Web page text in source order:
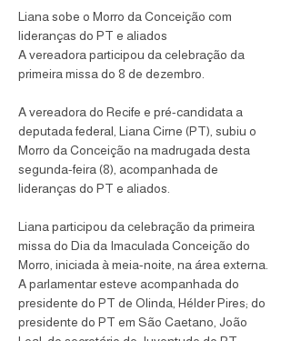
Liana sobe o Morro da Conceição com
lideranças do PT e aliados
A vereadora participou da celebração da
primeira missa do 8 de dezembro.
A vereadora do Recife e pré-candidata a
deputada federal, Liana Cirne (PT), subiu o
Morro da Conceição na madrugada desta
segunda-feira (8), acompanhada de
lideranças do PT e aliados.
Liana participou da celebração da primeira
missa do Dia da Imaculada Conceição do
Morro, iniciada à meia-noite, na área externa.
A parlamentar esteve acompanhada do
presidente do PT de Olinda, Hélder Pires; do
presidente do PT em São Caetano, João